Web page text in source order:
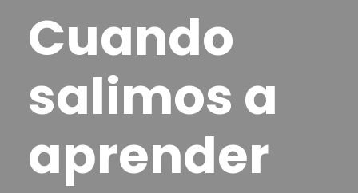
Cuando
salimos a
aprender